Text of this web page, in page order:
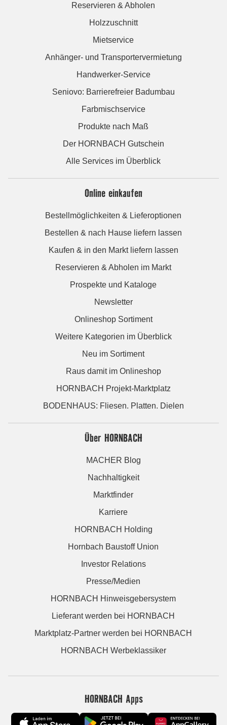
Reservieren & Abholen
Holzzuschnitt
Mietservice
Anhänger- und Transportervermietung
Handwerker-Service
Seniovo: Barrierefreier Badumbau
Farbmischservice
Produkte nach Maß
Der HORNBACH Gutschein
Alle Services im Überblick
Online einkaufen
Bestellmöglichkeiten & Lieferoptionen
Bestellen & nach Hause liefern lassen
Kaufen & in den Markt liefern lassen
Reservieren & Abholen im Markt
Prospekte und Kataloge
Newsletter
Onlineshop Sortiment
Weitere Kategorien im Überblick
Neu im Sortiment
Raus damit im Onlineshop
HORNBACH Projekt-Marktplatz
BODENHAUS: Fliesen. Platten. Dielen
Über HORNBACH
MACHER Blog
Nachhaltigkeit
Marktfinder
Karriere
HORNBACH Holding
Hornbach Baustoff Union
Investor Relations
Presse/Medien
HORNBACH Hinweisgebersystem
Lieferant werden bei HORNBACH
Marktplatz-Partner werden bei HORNBACH
HORNBACH Werbeklassiker
HORNBACH Apps